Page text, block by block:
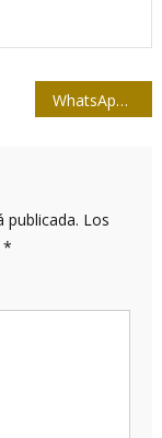
WhatsApp Web ya se puede usar sin que el móvil esté conectado a Internet
publicada. Los
*